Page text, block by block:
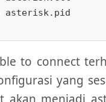
asterisk.pid
to connect
yang
menjadi